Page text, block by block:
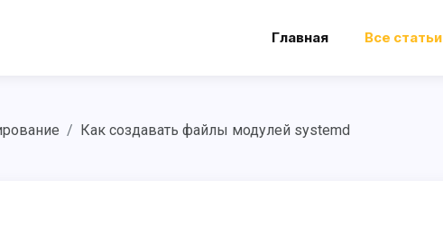
Главная Все статьи
Как создавать файлы модулей systemd